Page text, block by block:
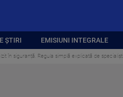
ȘTIRI EMISIUNI INTEGRALE
în siguranță. Regula simplă explicată de specialiști